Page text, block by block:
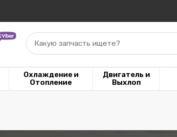
Какую запчасть ищете?
Охлаждение и
Отопление
Двигатель и
Выхлоп